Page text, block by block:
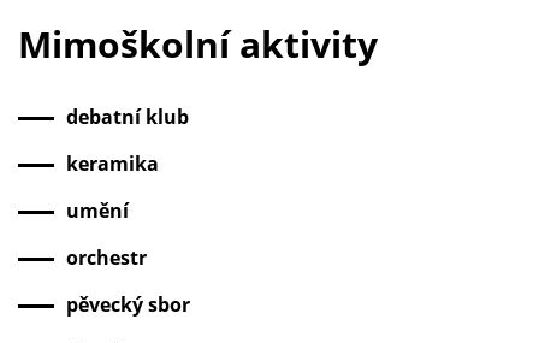
Mimoškolní aktivity
debatní klub
keramika
umění
orchestr
pěvecký sbor